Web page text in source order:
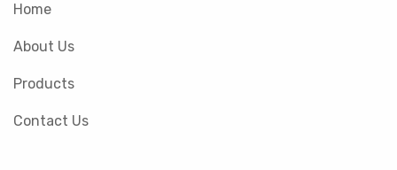
Home
About Us
Products
Contact Us